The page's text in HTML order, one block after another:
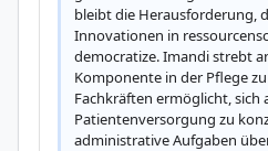
bleibt die Herausforderung,
Innovationen in
democratize. Imandi strebt
Komponente in der Pflege
Fachkräften ermöglicht, sich
Patientenversorgung zu
administrative Aufgaben